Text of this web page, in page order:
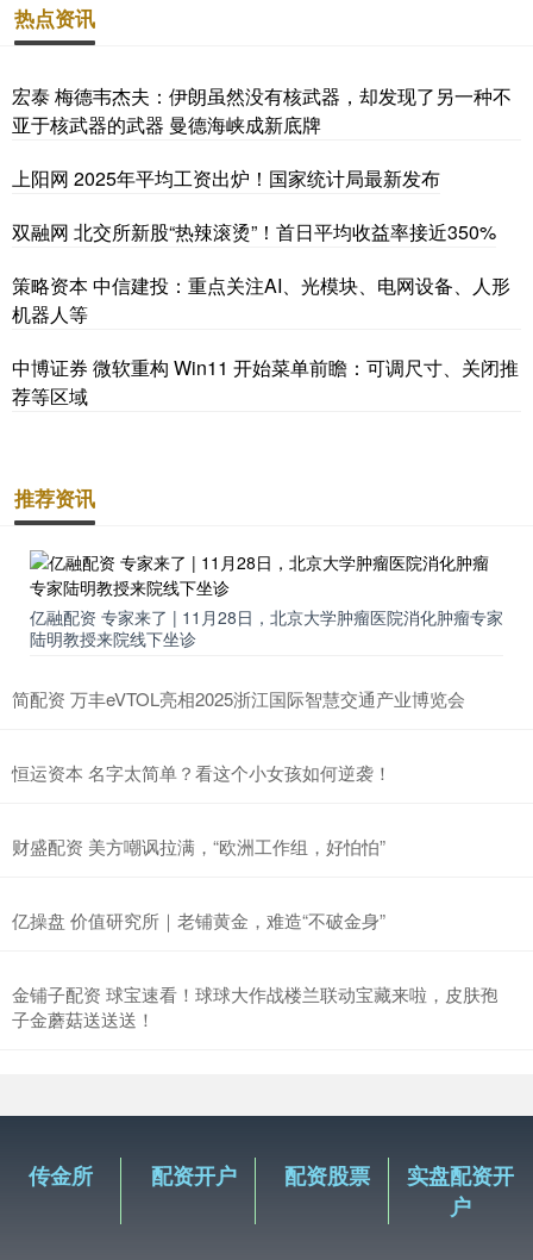
热点资讯
宏泰 梅德韦杰夫：伊朗虽然没有核武器，却发现了另一种不
亚于核武器的武器 曼德海峡成新底牌
上阳网 2025年平均工资出炉！国家统计局最新发布
双融网 北交所新股“热辣滚烫”！首日平均收益率接近350%
策略资本 中信建投：重点关注AI、光模块、电网设备、人形
机器人等
中博证券 微软重构 Win11 开始菜单前瞻：可调尺寸、关闭推
荐等区域
推荐资讯
亿融配资 专家来了 | 11月28日，北京大学肿瘤医院消化肿瘤专家
陆明教授来院线下坐诊
简配资 万丰eVTOL亮相2025浙江国际智慧交通产业博览会
恒运资本 名字太简单？看这个小女孩如何逆袭！
财盛配资 美方嘲讽拉满，“欧洲工作组，好怕怕”
亿操盘 价值研究所｜老铺黄金，难造“不破金身”
金铺子配资 球宝速看！球球大作战楼兰联动宝藏来啦，皮肤孢
子金蘑菇送送送！
传金所 配资开户 配资股票
实盘配资开
户